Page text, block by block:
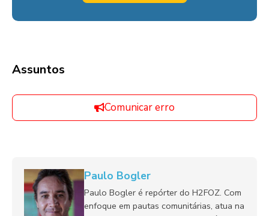
Assuntos
Comunicar erro
Paulo Bogler
Paulo Bogler é repórter do H2FOZ. Com
enfoque em pautas comunitárias, atua na